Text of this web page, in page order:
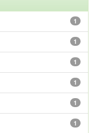
1
1
1
1
1
1